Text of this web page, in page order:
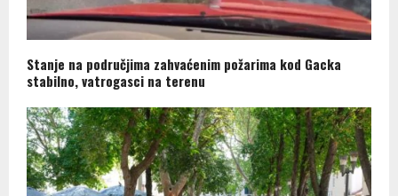
Stanje na područjima zahvaćenim požarima kod Gacka
stabilno, vatrogasci na terenu